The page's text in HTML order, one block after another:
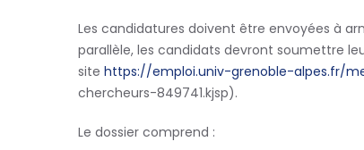
Les candidatures doivent être envoyées à
parallèle, les candidats devront soumettre
site https://emploi.univ-grenoble-alpes.fr/
chercheurs-849741.kjsp).
Le dossier comprend :